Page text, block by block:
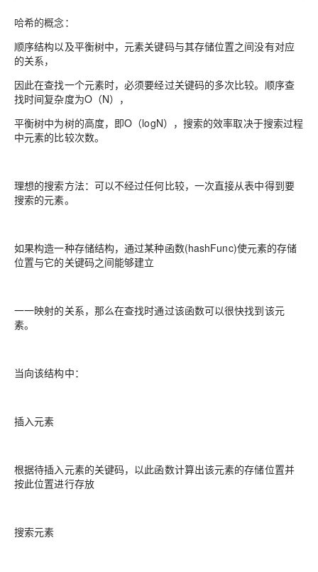
哈希的概念：
顺序结构以及平衡树中，元素关键码与其存储位置之间没有对应
的关系，
因此在查找一个元素时，必须要经过关键码的多次比较。顺序查
找时间复杂度为O（N），
平衡树中为树的高度，即O（logN），搜索的效率取决于搜索过程
中元素的比较次数。
理想的搜索方法：可以不经过任何比较，一次直接从表中得到要
搜索的元素。
如果构造一种存储结构，通过某种函数(hashFunc)使元素的存储
位置与它的关键码之间能够建立
一一映射的关系，那么在查找时通过该函数可以很快找到该元
素。
当向该结构中：
插入元素
根据待插入元素的关键码，以此函数计算出该元素的存储位置并
按此位置进行存放
搜索元素